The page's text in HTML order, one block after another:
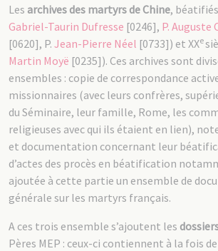
Les archives des martyrs de Chine,
Gabriel-Taurin Dufresse [0246], P. Auguste
[0620], P. Jean-Pierre Néel [0733]) et XXe
Martin Moyë [0235]). Ces archives sont
ensembles : copie de correspondance
missionnaires (avec leurs confrères,
du Séminaire, leur famille, Rome, les
religieuses avec qui ils étaient en lien),
et documentation concernant leur
d’actes des procès en béatification
ajoutée à cette partie un ensemble de
générale sur les martyrs français.
A ces trois ensemble s’ajoutent les
Pères MEP : ceux-ci contiennent à la fois